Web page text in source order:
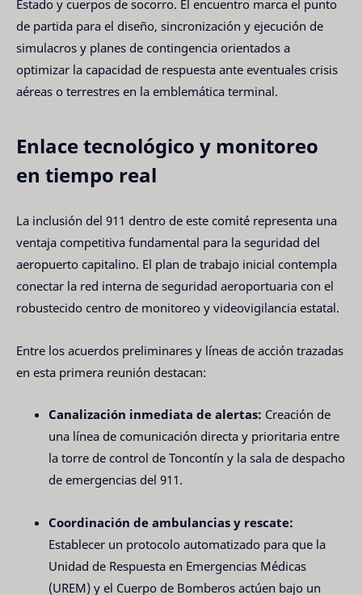
Estado y cuerpos de socorro. El encuentro marca el punto
de partida para el diseño, sincronización y ejecución de
simulacros y planes de contingencia orientados a
optimizar la capacidad de respuesta ante eventuales crisis
aéreas o terrestres en la emblemática terminal.
Enlace tecnológico y monitoreo
en tiempo real
La inclusión del 911 dentro de este comité representa una
ventaja competitiva fundamental para la seguridad del
aeropuerto capitalino. El plan de trabajo inicial contempla
conectar la red interna de seguridad aeroportuaria con el
robustecido centro de monitoreo y videovigilancia estatal.
Entre los acuerdos preliminares y líneas de acción trazadas
en esta primera reunión destacan:
Canalización inmediata de alertas: Creación de
una línea de comunicación directa y prioritaria entre
la torre de control de Toncontín y la sala de despacho
de emergencias del 911.
Coordinación de ambulancias y rescate:
Establecer un protocolo automatizado para que la
Unidad de Respuesta en Emergencias Médicas
(UREM) y el Cuerpo de Bomberos actúen bajo un